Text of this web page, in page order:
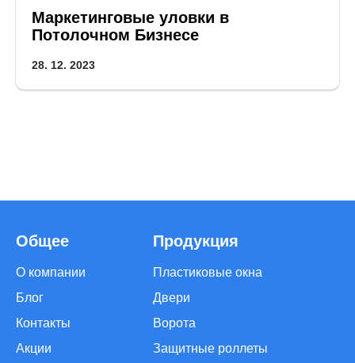
Маркетинговые уловки в
Потолочном Бизнесе
28. 12. 2023
Общее
О компании
Блог
Контакты
Акции
Продукция
Пластиковые окна
Двери
Ворота
Защитные роллеты